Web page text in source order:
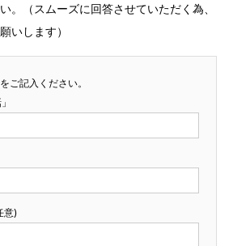
。（スムーズに回答させていただく為、
いします）
ご記入ください。
意)